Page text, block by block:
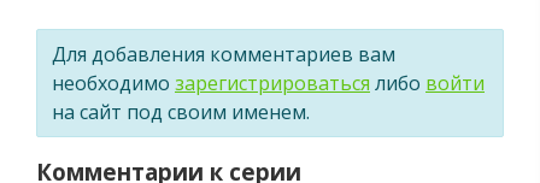
Для добавления комментариев вам
необходимо зарегистрироваться либо войти
на сайт под своим именем.
Комментарии к серии